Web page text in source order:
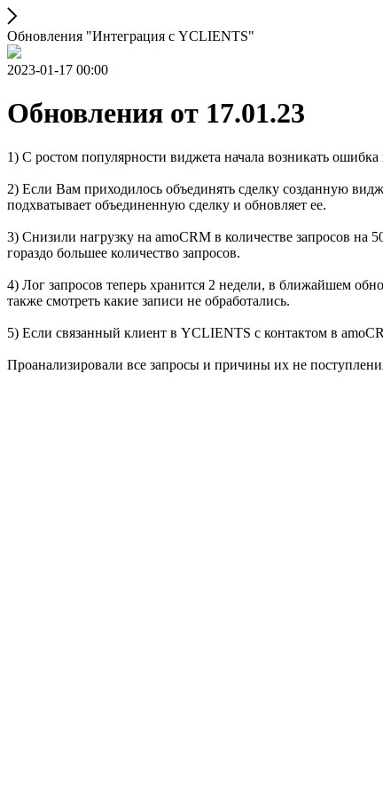
Обновления "Интеграция с YCLIENTS"
2023-01-17 00:00
Обновления от 17.01.23
1) C ростом популярности виджета начала возникать
2) Если Вам приходилось объединять сделку созданную
подхватывает объединенную сделку и обновляет ее.
3) Снизили нагрузку на amoCRM в количестве запросов на
гораздо большее количество запросов.
4) Лог запросов теперь хранится 2 недели, в ближайшем
также смотреть какие записи не обработались.
5) Если связанный клиент в YCLIENTS с контактом в
Проанализировали все запросы и причины их не